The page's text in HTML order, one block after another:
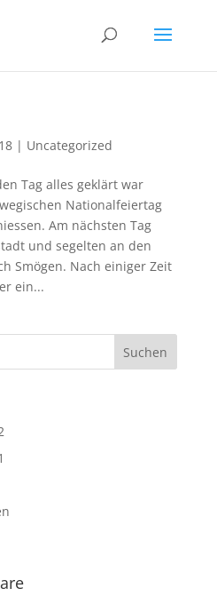
| Uncategorized
Tag alles geklärt war
Nationalfeiertag
Am nächsten Tag
und segelten an den
Smögen. Nach einiger Zeit
ein...